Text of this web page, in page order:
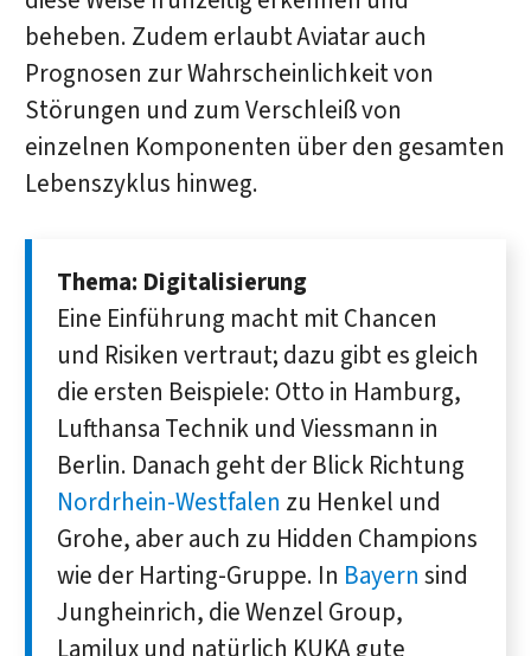
beheben. Zudem erlaubt Aviatar auch
Prognosen zur Wahrscheinlichkeit von
Störungen und zum Verschleiß von
einzelnen Komponenten über den gesamten
Lebenszyklus hinweg.
Thema: Digitalisierung
Eine Einführung macht mit Chancen
und Risiken vertraut; dazu gibt es gleich
die ersten Beispiele: Otto in Hamburg,
Lufthansa Technik und Viessmann in
Berlin. Danach geht der Blick Richtung
Nordrhein-Westfalen zu Henkel und
Grohe, aber auch zu Hidden Champions
wie der Harting-Gruppe. In Bayern sind
Jungheinrich, die Wenzel Group,